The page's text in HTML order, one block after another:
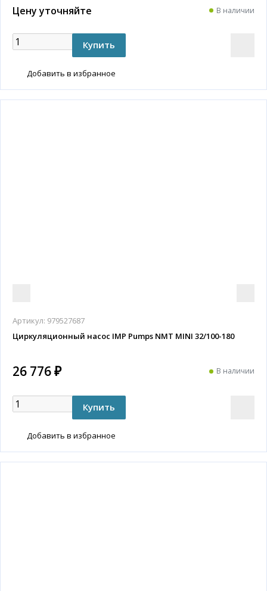
Цену уточняйте В наличии
Добавить в избранное
Артикул: 979527687
Циркуляционный насос IMP Pumps NMT MINI 32/100-180
26 776 ₽ В наличии
Добавить в избранное